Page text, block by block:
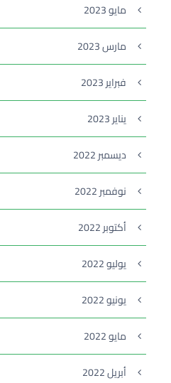
مايو 2023
مارس 2023
فبراير 2023
يناير 2023
ديسمبر 2022
نوفمبر 2022
أكتوبر 2022
يوليو 2022
يونيو 2022
مايو 2022
أبريل 2022